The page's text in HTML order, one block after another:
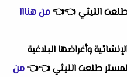
طلعت الليثي👈
👈من هنااا
وأغراضها البلاغية
لمستر طلعت الليثي👈
👈من